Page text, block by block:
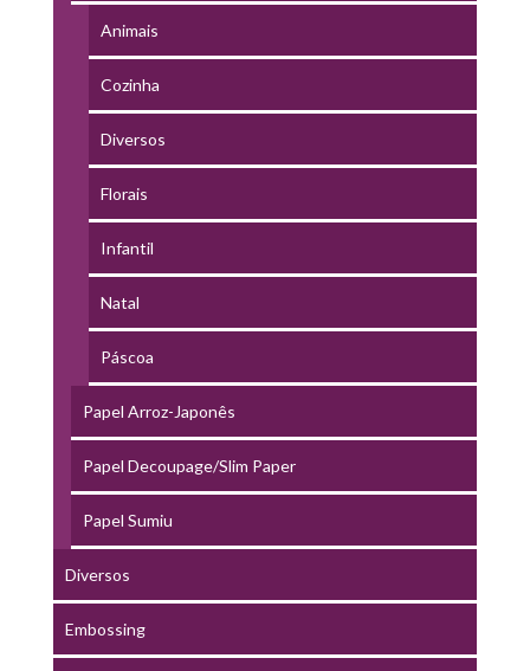
Animais
Cozinha
Diversos
Florais
Infantil
Natal
Páscoa
Papel Arroz-Japonês
Papel Decoupage/Slim Paper
Papel Sumiu
Diversos
Embossing